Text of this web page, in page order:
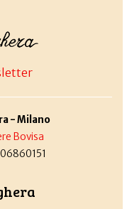
- Milano
Bovisa